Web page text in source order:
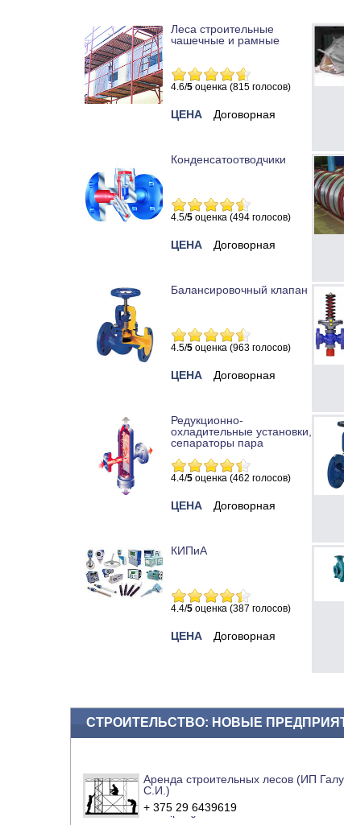
Леса строительные
чашечные и рамные
4.6/5 оценка (815 голосов)
ЦЕНА Договорная
Конденсатоотводчики
4.5/5 оценка (494 голосов)
ЦЕНА Договорная
Балансировочный клапан
4.5/5 оценка (963 голосов)
ЦЕНА Договорная
Редукционно-
охладительные установки,
сепараторы пара
4.4/5 оценка (462 голосов)
ЦЕНА Договорная
КИПиА
4.4/5 оценка (387 голосов)
ЦЕНА Договорная
СТРОИТЕЛЬСТВО: НОВЫЕ
Аренда строительных лесов (ИП
С.И.)
+ 375 29 6439619
e-mail
сайт компании